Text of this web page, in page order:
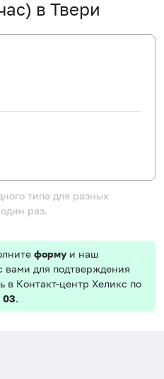
в Твери
типа для разных
раз.
форму и наш
вами для подтверждения
в Контакт-центр Хеликс по
03.